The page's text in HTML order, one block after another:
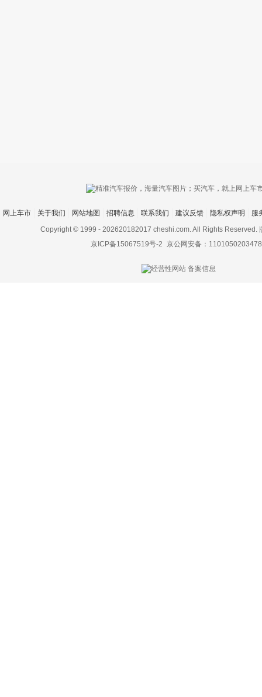
上传图片最多
网上车市 关于我们 网站地图 招聘信息 联系我们 建议反馈 隐私权声明
服
Copyright © 1999 - 202620182017 cheshi.com. All Rights Reserved.
京ICP备15067519号-2 京公网安备：